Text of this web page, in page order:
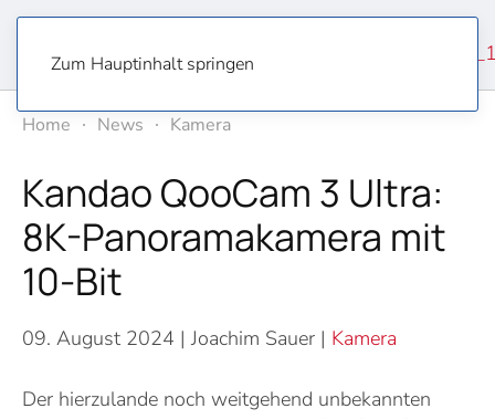
Zum Hauptinhalt springen
Home News Kamera
Kandao QooCam 3 Ultra:
8K-Panoramakamera mit
10-Bit
09. August 2024 | Joachim Sauer | Kamera
Der hierzulande noch weitgehend unbekannten